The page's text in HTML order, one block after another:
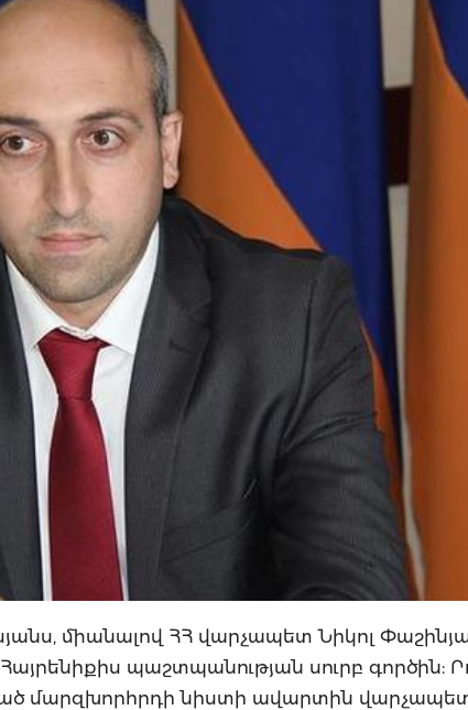
միանալով ՀՀ վարչապետ Նիկոլ
պաշտպանության սուրբ գործին:
մարզխորհրդի նիստի ավարտին